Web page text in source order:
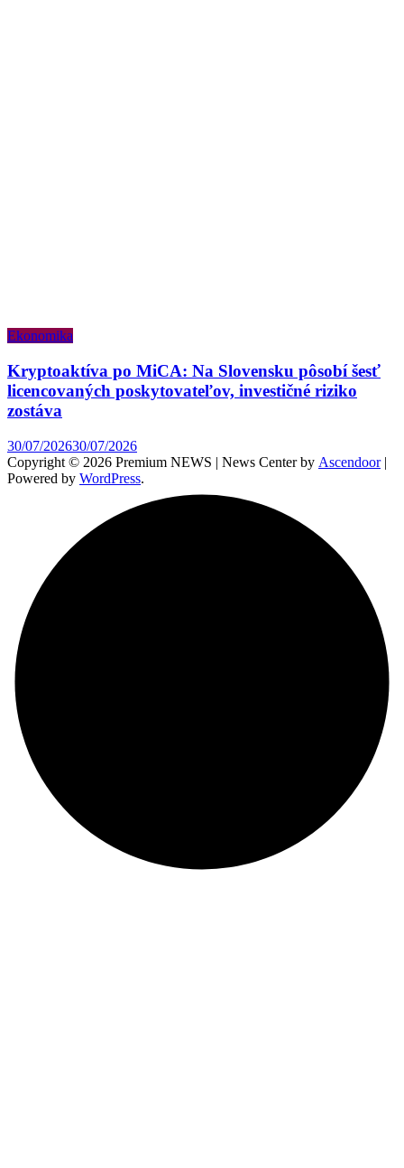
Ekonomika
Kryptoaktíva po MiCA: Na Slovensku pôsobí šesť
licencovaných poskytovateľov, investičné riziko
zostáva
30/07/202630/07/2026
Copyright © 2026 Premium NEWS | News Center by Ascendoor|
Powered by WordPress.